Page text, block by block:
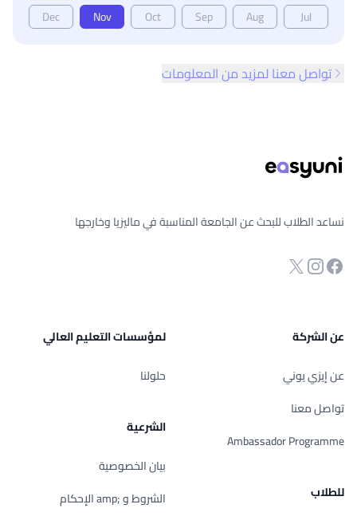
Jul
Aug
Sep
Oct
Nov
Dec
تواصل معنا لمزيد من المعلومات
نساعد الطلاب للبحث عن الجامعة المناسبة في ماليزيا وخارجها
صفحة الفيسبوك
انستجرام
Twitter
عن الشركة
عن إيزي يوني
تواصل معنا
Ambassador Programme
للطلاب
لمؤسسات التعليم العالي
حلولنا
الشرعية
بيان الخصوصية
الشروط و ;amp الإحكام